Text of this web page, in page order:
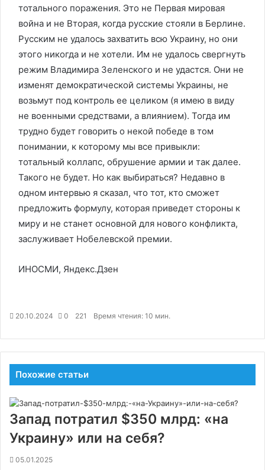
тотального поражения. Это не Первая мировая
война и не Вторая, когда русские стояли в Берлине.
Русским не удалось захватить всю Украину, но они
этого никогда и не хотели. Им не удалось свергнуть
режим Владимира Зеленского и не удастся. Они не
изменят демократической системы Украины, не
возьмут под контроль ее целиком (я имею в виду
не военными средствами, а влиянием). Тогда им
трудно будет говорить о некой победе в том
понимании, к которому мы все привыкли:
тотальный коллапс, обрушение армии и так далее.
Такого не будет. Но как выбираться? Недавно в
одном интервью я сказал, что тот, кто сможет
предложить формулу, которая приведет стороны к
миру и не станет основной для нового конфликта,
заслуживает Нобелевской премии.
ИНОСМИ, Яндекс.Дзен
20.10.2024 0 221 Время чтения: 10 мин.
Похожие статьи
Запад потратил $350 млрд: «на
Украину» или на себя?
05.01.2025